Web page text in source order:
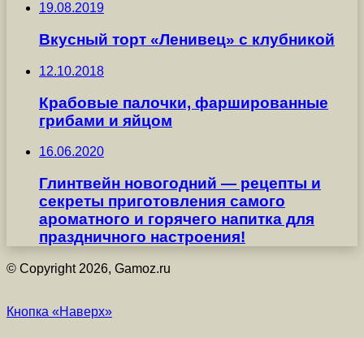
19.08.2019
Вкусный торт «Ленивец» с клубникой
12.10.2018
Крабовые палочки, фаршированные
грибами и яйцом
16.06.2020
Глинтвейн новогодний — рецепты и
секреты приготовления самого
ароматного и горячего напитка для
праздничного настроения!
© Copyright 2026, Gamoz.ru
Кнопка «Наверх»